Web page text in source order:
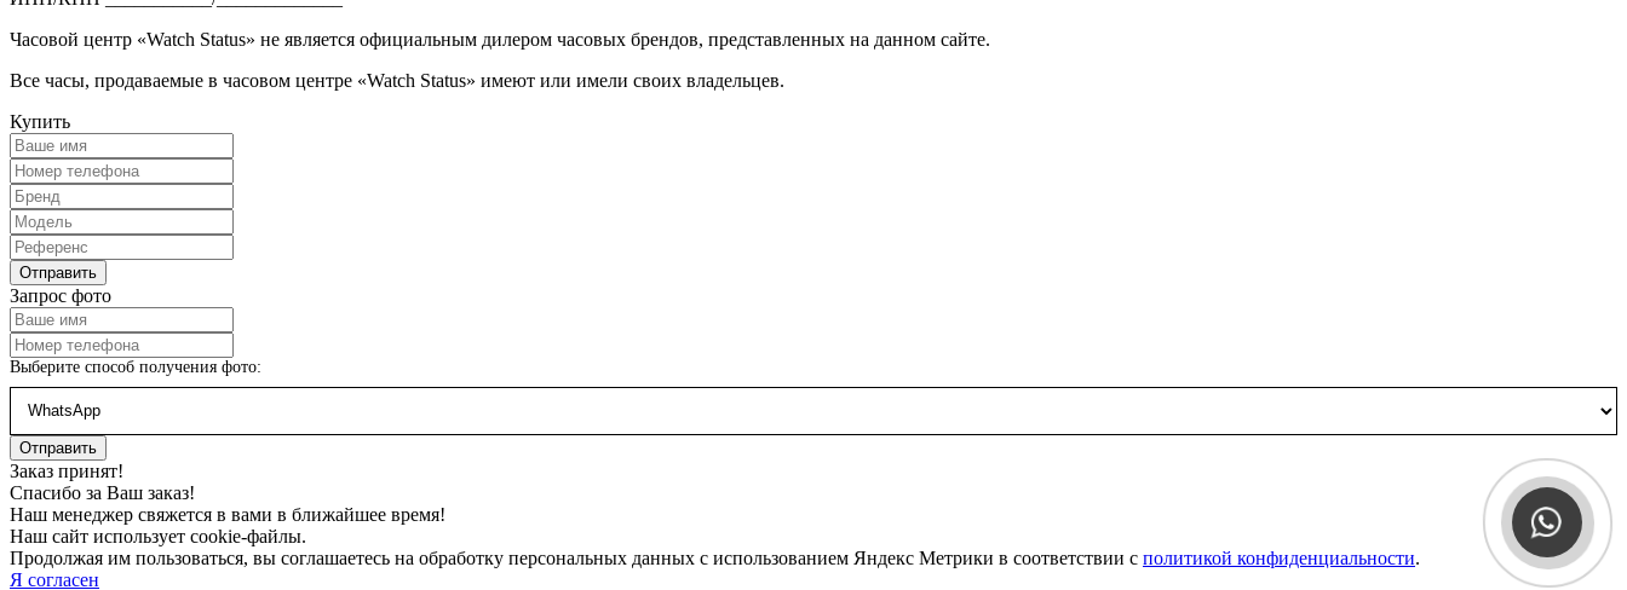
Часовой центр «Watch Status» не является официальным дилером часовых брендов, представленных на данном сайте.
Все часы, продаваемые в часовом центре «Watch Status» имеют или имели своих владельцев.
Купить
Запрос фото
Выберите способ получения фото:
Заказ принят!
Спасибо за Ваш заказ!
Наш менеджер свяжется в вами в ближайшее время!
Наш сайт использует cookie-файлы.
Продолжая им пользоваться, вы соглашаетесь на обработку персональных данных с использованием Яндекс Метрики в соответствии с политикой конфиденциальности.
Я согласен